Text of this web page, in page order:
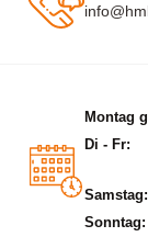
Montag
Di - Fr:
Samstag:
Sonntag: